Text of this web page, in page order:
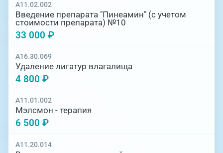
A11.02.002
Введение препарата "Пинеамин" (с учетом
стоимости препарата) №10
33 000 ₽
A16.30.069
Удаление лигатур влагалища
4 800 ₽
A11.01.002
Мэлсмон - терапия
6 500 ₽
A11.20.014